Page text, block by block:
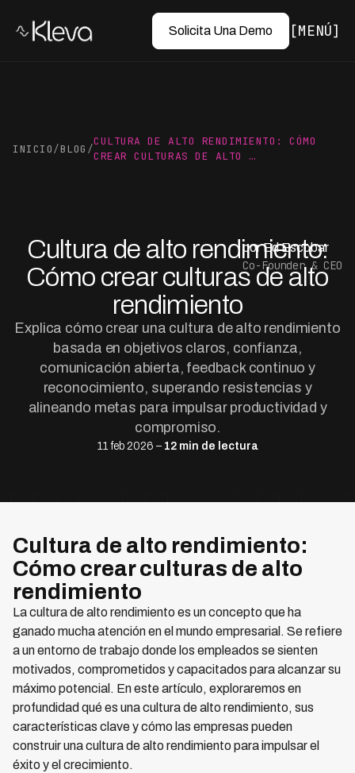
Solicita Una Demo MENÚ
INICIO/BLOG /
CULTURA DE ALTO RENDIMIENTO: CÓMO
CREAR CULTURAS DE ALTO …
Cultura de alto rendimiento:
Cómo crear culturas de alto
rendimiento
Explica cómo crear una cultura de alto rendimiento
basada en objetivos claros, confianza,
comunicación abierta, feedback continuo y
reconocimiento, superando resistencias y
alineando metas para impulsar productividad y
compromiso.
11 feb 2026 – 12 min de lectura
por Ed Escobar
Co-Founder & CEO
Cultura de alto rendimiento:
Cómo crear culturas de alto
rendimiento
La cultura de alto rendimiento es un concepto que ha
ganado mucha atención en el mundo empresarial. Se refiere
a un entorno de trabajo donde los empleados se sienten
motivados, comprometidos y capacitados para alcanzar su
máximo potencial. En este artículo, exploraremos en
profundidad qué es una cultura de alto rendimiento, sus
características clave y cómo las empresas pueden
construir una cultura de alto rendimiento para impulsar el
éxito y el crecimiento.